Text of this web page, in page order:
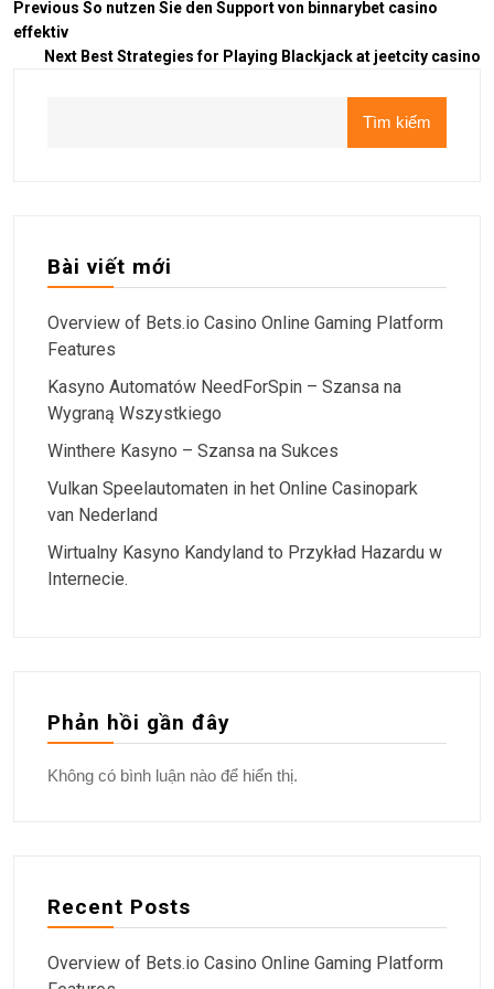
Previous So nutzen Sie den Support von binnarybet casino
effektiv
Next Best Strategies for Playing Blackjack at jeetcity casino
Tìm kiếm
Bài viết mới
Overview of Bets.io Casino Online Gaming Platform
Features
Kasyno Automatów NeedForSpin – Szansa na
Wygraną Wszystkiego
Winthere Kasyno – Szansa na Sukces
Vulkan Speelautomaten in het Online Casinopark
van Nederland
Wirtualny Kasyno Kandyland to Przykład Hazardu w
Internecie.
Phản hồi gần đây
Không có bình luận nào để hiển thị.
Recent Posts
Overview of Bets.io Casino Online Gaming Platform